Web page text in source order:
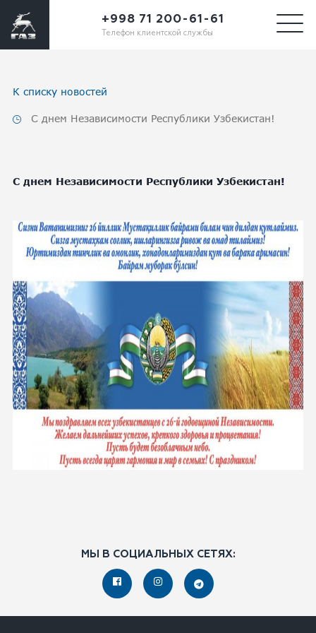
+998 71 200-61-61
Телефон клиентской службы
К списку новостей
С днем Независимости Республики Узбекистан!
С днем Независимости Республики Узбекистан!
МЫ В СОЦИАЛЬНЫХ СЕТЯХ: